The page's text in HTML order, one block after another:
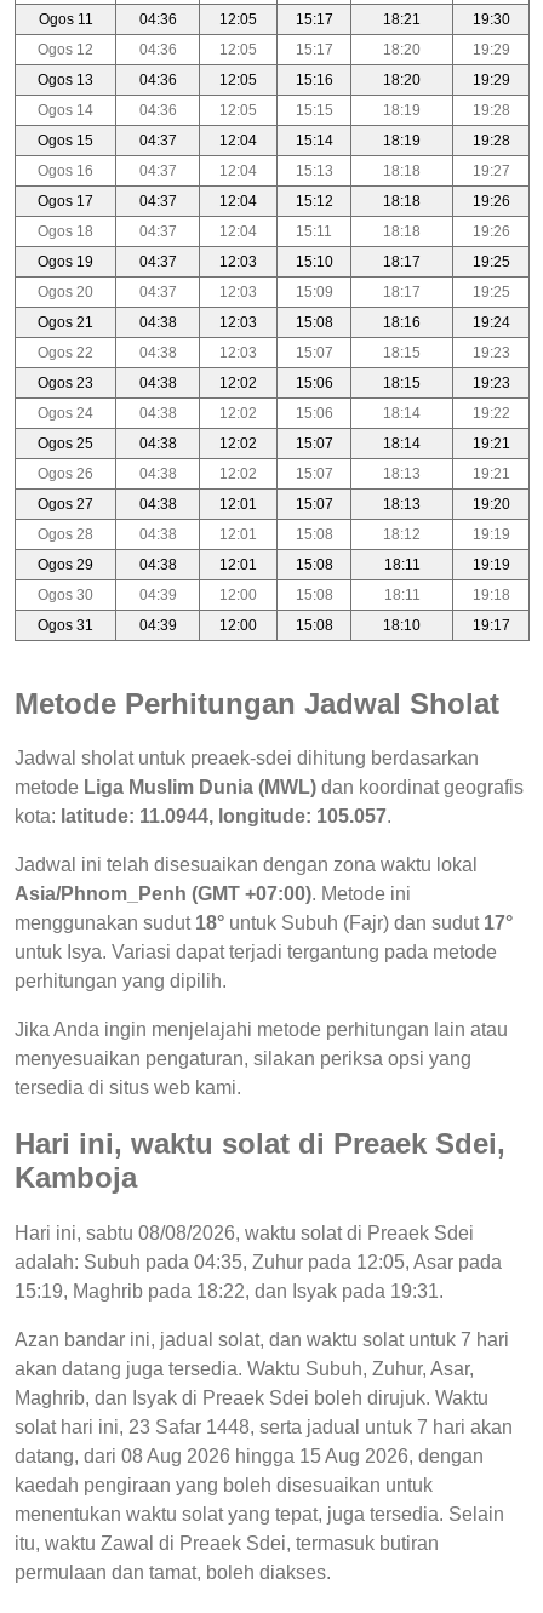
Ogos 11
04:36 12:05 15:17 18:21
19:30
Ogos 12
04:36 12:05 15:17 18:20
19:29
Ogos 13
04:36 12:05 15:16 18:20
19:29
Ogos 14
04:36 12:05 15:15 18:19
19:28
Ogos 15
04:37 12:04 15:14 18:19
19:28
Ogos 16
04:37 12:04 15:13 18:18
19:27
Ogos 17
04:37 12:04 15:12 18:18
19:26
Ogos 18
04:37 12:04 15:11 18:18
19:26
Ogos 19
04:37 12:03 15:10 18:17
19:25
Ogos 20
04:37 12:03 15:09 18:17
19:25
Ogos 21
04:38 12:03 15:08 18:16
19:24
Ogos 22
04:38 12:03 15:07 18:15
19:23
Ogos 23
04:38 12:02 15:06 18:15
19:23
Ogos 24
04:38 12:02 15:06 18:14
19:22
Ogos 25
04:38 12:02 15:07 18:14
19:21
Ogos 26
04:38 12:02 15:07 18:13
19:21
Ogos 27
04:38 12:01 15:07 18:13
19:20
Ogos 28
04:38 12:01 15:08 18:12
19:19
Ogos 29
04:38 12:01 15:08 18:11
19:19
Ogos 30
04:39 12:00 15:08 18:11
19:18
Ogos 31
04:39 12:00 15:08 18:10 19:17
Metode Perhitungan Jadwal Sholat
Jadwal sholat untuk preaek-sdei dihitung berdasarkan
metode Liga Muslim Dunia (MWL) dan koordinat geografis
kota: latitude: 11.0944, longitude: 105.057.
Jadwal ini telah disesuaikan dengan zona waktu lokal
Asia/Phnom_Penh (GMT +07:00). Metode ini
menggunakan sudut 18° untuk Subuh (Fajr) dan sudut 17°
untuk Isya. Variasi dapat terjadi tergantung pada metode
perhitungan yang dipilih.
Jika Anda ingin menjelajahi metode perhitungan lain atau
menyesuaikan pengaturan, silakan periksa opsi yang
tersedia di situs web kami.
Hari ini, waktu solat di Preaek Sdei,
Kamboja
Hari ini, sabtu 08/08/2026, waktu solat di Preaek Sdei
adalah: Subuh pada 04:35, Zuhur pada 12:05, Asar pada
15:19, Maghrib pada 18:22, dan Isyak pada 19:31.
Azan bandar ini, jadual solat, dan waktu solat untuk 7 hari
akan datang juga tersedia. Waktu Subuh, Zuhur, Asar,
Maghrib, dan Isyak di Preaek Sdei boleh dirujuk. Waktu
solat hari ini, 23 Safar 1448, serta jadual untuk 7 hari akan
datang, dari 08 Aug 2026 hingga 15 Aug 2026, dengan
kaedah pengiraan yang boleh disesuaikan untuk
menentukan waktu solat yang tepat, juga tersedia. Selain
itu, waktu Zawal di Preaek Sdei, termasuk butiran
permulaan dan tamat, boleh diakses.